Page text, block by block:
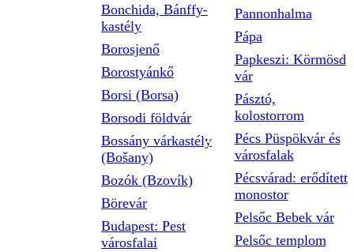
Bonchida, Bánffy-
kastély
Borosjenő
Borostyánkő
Borsi (Borsa)
Borsodi földvár
Bossány várkastély
(Bošany)
Bozók (Bzovík)
Börevár
Budapest: Pest
városfalai
Pannonhalma
Pápa
Papkeszi: Körmösd
vár
Pásztó,
kolostorrom
Pécs Püspökvár és
városfalak
Pécsvárad: erődített
monostor
Pelsőc Bebek vár
Pelsőc templom